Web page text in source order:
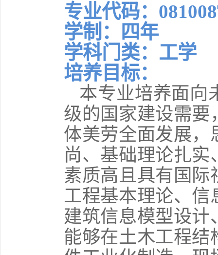
专业代码：
学制：四年
学科门类：工学
培养目标：
本专业培养面向
级的国家建设需要
体美劳全面发展，
尚、基础理论扎
素质高且具有国际
工程基本理论、信
建筑信息模型设计
能够在土木工程结